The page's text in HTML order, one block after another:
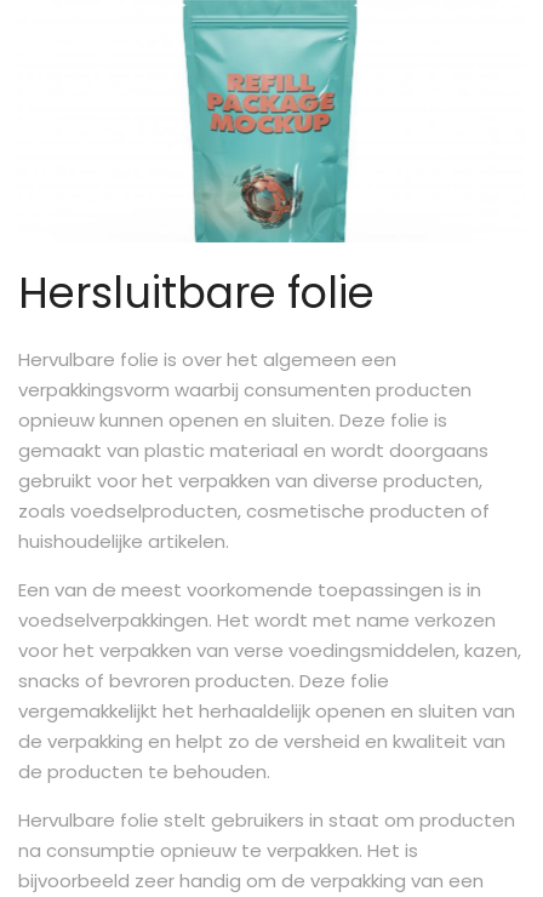
Hersluitbare folie
Hervulbare folie is over het algemeen een
verpakkingsvorm waarbij consumenten producten
opnieuw kunnen openen en sluiten. Deze folie is
gemaakt van plastic materiaal en wordt doorgaans
gebruikt voor het verpakken van diverse producten,
zoals voedselproducten, cosmetische producten of
huishoudelijke artikelen.
Een van de meest voorkomende toepassingen is in
voedselverpakkingen. Het wordt met name verkozen
voor het verpakken van verse voedingsmiddelen, kazen,
snacks of bevroren producten. Deze folie
vergemakkelijkt het herhaaldelijk openen en sluiten van
de verpakking en helpt zo de versheid en kwaliteit van
de producten te behouden.
Hervulbare folie stelt gebruikers in staat om producten
na consumptie opnieuw te verpakken. Het is
bijvoorbeeld zeer handig om de verpakking van een